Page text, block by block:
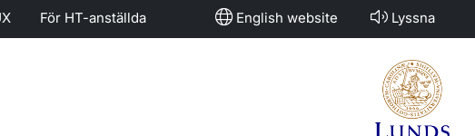
För HT-anställda English website Lyssna